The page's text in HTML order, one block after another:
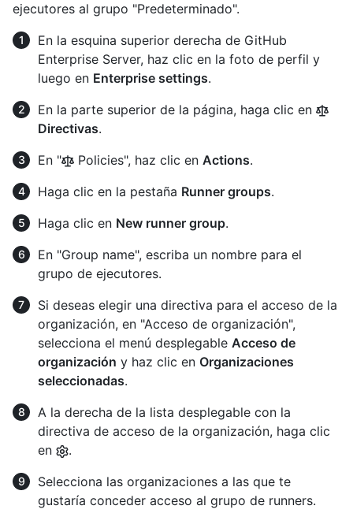
ejecutores al grupo "Predeterminado".
En la esquina superior derecha de GitHub
Enterprise Server, haz clic en la foto de perfil y
luego en Enterprise settings.
En la parte superior de la página, haga clic en
Directivas.
En "
Policies", haz clic en Actions.
Haga clic en la pestaña Runner groups.
Haga clic en New runner group.
En "Group name", escriba un nombre para el
grupo de ejecutores.
Si deseas elegir una directiva para el acceso de la
organización, en "Acceso de organización",
selecciona el menú desplegable Acceso de
organización y haz clic en Organizaciones
seleccionadas.
A la derecha de la lista desplegable con la
directiva de acceso de la organización, haga clic
en
.
Selecciona las organizaciones a las que te
gustaría conceder acceso al grupo de runners.